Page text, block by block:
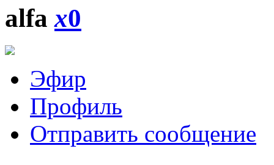
alfax0
Эфир
Профиль
Отправить сообщение